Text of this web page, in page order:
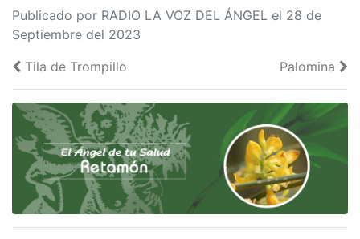
Publicado por RADIO LA VOZ DEL ÁNGEL el 28 de
Septiembre del 2023
Tila de Trompillo
Palomina